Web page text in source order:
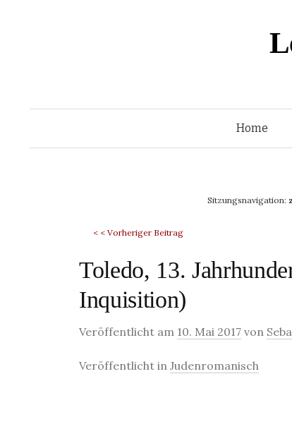
Home
Sitzungsnavigation:
< < Vorheriger Beitrag
Toledo, 13.
Inquisition)
Veröffentlicht am 10. Mai 2017 von
Veröffentlicht in Judenromanisch